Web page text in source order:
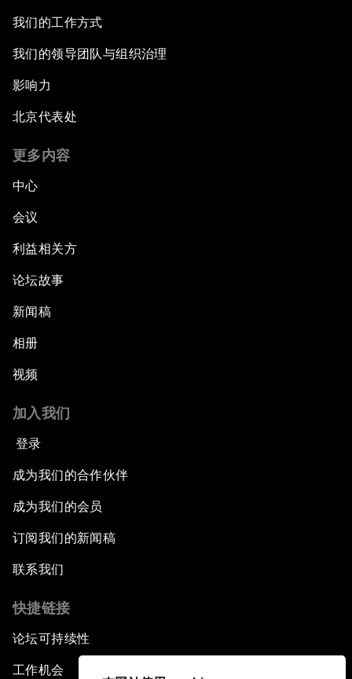
我们的工作方式
我们的领导团队与组织治理
影响力
北京代表处
更多内容
中心
会议
利益相关方
论坛故事
新闻稿
相册
视频
加入我们
登录
成为我们的合作伙伴
成为我们的会员
订阅我们的新闻稿
联系我们
快捷链接
论坛可持续性
工作机会